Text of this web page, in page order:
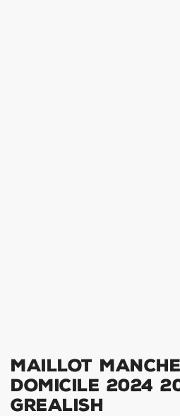
Maillot
Domicile 2024
Grealish